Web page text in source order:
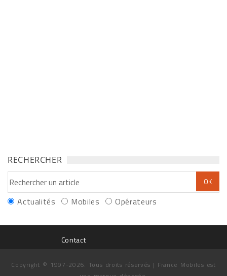
RECHERCHER
Actualités Mobiles Opérateurs
Contact
Copyright © 1997-2026. Tous droits réservés | France Mobiles est